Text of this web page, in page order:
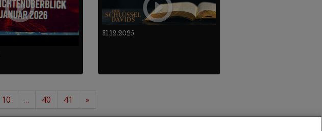
31.12.2025
10 … 40 41
»